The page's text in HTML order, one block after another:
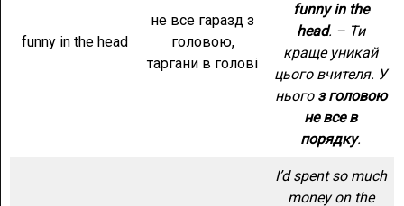
funny in the head
не все гаразд з
головою,
таргани в голові
funny in the
head. – Ти
краще уникай
цього вчителя. У
нього з головою
не все в
порядку.
I’d spent so much
money on the